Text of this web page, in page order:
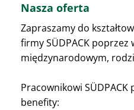
Nasza oferta
Zapraszamy do
firmy SÜDPACK poprzez
międzynarodowym,
Pracownikowi
benefity: